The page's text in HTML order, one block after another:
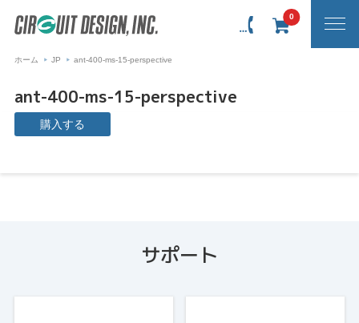
0
ホーム JP ant-400-ms-15-perspective
ant-400-ms-15-perspective
購入する
サポート